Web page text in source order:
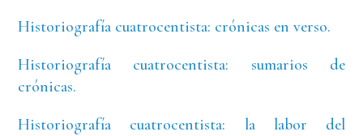
Historiografía cuatrocentista: crónicas en verso.
Historiografía cuatrocentista: sumarios de
crónicas.
Historiografía cuatrocentista: la labor del